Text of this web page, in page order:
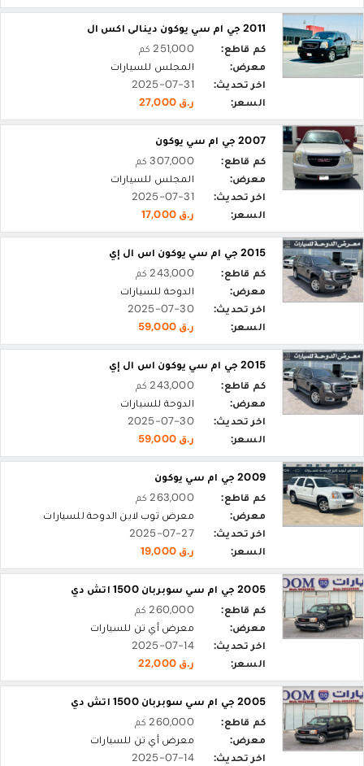
2011 جي ام سي يوكون دينالى اكس ال
كم قاطع:
251,000 كم
معرض:
المجلس للسيارات
اخر تحديث:
2025-07-31
السعر:
ر.ق 27,000
2007 جي ام سي يوكون
كم قاطع:
307,000 كم
معرض:
المجلس للسيارات
اخر تحديث:
2025-07-31
السعر:
ر.ق 17,000
2015 جي ام سي يوكون اس ال إي
كم قاطع:
243,000 كم
معرض:
الدوحة للسيارات
اخر تحديث:
2025-07-30
السعر:
ر.ق 59,000
2015 جي ام سي يوكون اس ال إي
كم قاطع:
243,000 كم
معرض:
الدوحة للسيارات
اخر تحديث:
2025-07-30
السعر:
ر.ق 59,000
2009 جي ام سي يوكون
كم قاطع:
263,000 كم
معرض:
معرض توب لاين الدوحة للسيارات
اخر تحديث:
2025-07-27
السعر:
ر.ق 19,000
2005 جي ام سي سوبربان 1500 اتش دي
كم قاطع:
260,000 كم
معرض:
معرض أي تن للسيارات
اخر تحديث:
2025-07-14
السعر:
ر.ق 22,000
2005 جي ام سي سوبربان 1500 اتش دي
كم قاطع:
260,000 كم
معرض:
معرض أي تن للسيارات
اخر تحديث:
2025-07-14